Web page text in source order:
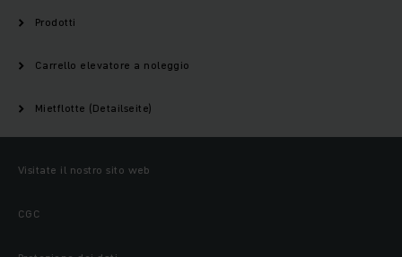
Prodotti
Carrello elevatore a noleggio
Mietflotte (Detailseite)
Visitate il nostro sito web
CGC